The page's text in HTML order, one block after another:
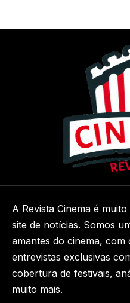
A Revista Cinema é
site de notícias. Somos
amantes do cinema, com
entrevistas exclusivas
cobertura de festivais,
muito mais.